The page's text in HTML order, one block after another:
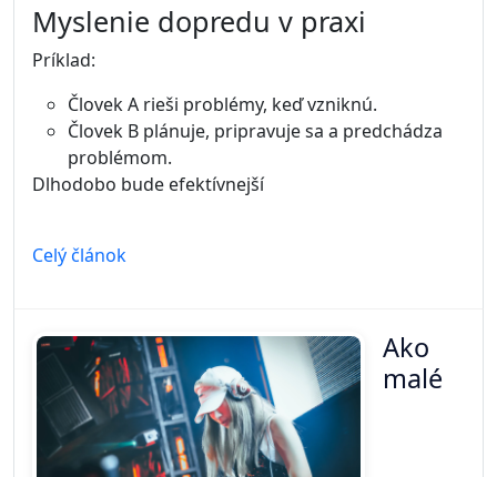
Myslenie dopredu v praxi
Príklad:
Človek A rieši problémy, keď vzniknú.
Človek B plánuje, pripravuje sa a predchádza
problémom.
Dlhodobo bude efektívnejší
Celý článok
Ako
malé